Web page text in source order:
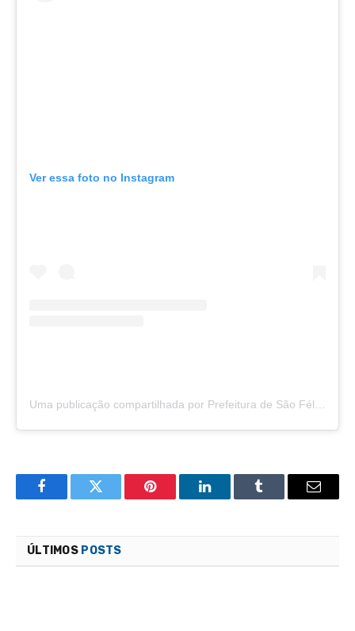
Ver essa foto no Instagram
FacebookTwitter Pinterest LinkedInTumblr Email
ÚLTIMOS POSTS